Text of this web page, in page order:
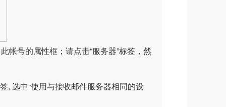
帐号的属性框；请点击“服务器”标签，然
, 选中“使用与接收邮件服务器相同的设